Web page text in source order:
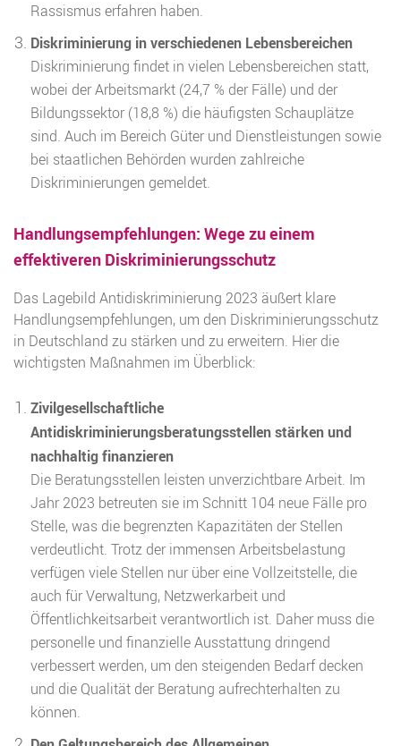
Rassismus erfahren haben.
Diskriminierung in verschiedenen Lebensbereichen
Diskriminierung findet in vielen Lebensbereichen statt,
wobei der Arbeitsmarkt (24,7 % der Fälle) und der
Bildungssektor (18,8 %) die häufigsten Schauplätze
sind. Auch im Bereich Güter und Dienstleistungen sowie
bei staatlichen Behörden wurden zahlreiche
Diskriminierungen gemeldet.
Handlungsempfehlungen: Wege zu einem
effektiveren Diskriminierungsschutz
Das Lagebild Antidiskriminierung 2023 äußert klare
Handlungsempfehlungen, um den Diskriminierungsschutz
in Deutschland zu stärken und zu erweitern. Hier die
wichtigsten Maßnahmen im Überblick:
Zivilgesellschaftliche
Antidiskriminierungsberatungsstellen stärken und
nachhaltig finanzieren
Die Beratungsstellen leisten unverzichtbare Arbeit. Im
Jahr 2023 betreuten sie im Schnitt 104 neue Fälle pro
Stelle, was die begrenzten Kapazitäten der Stellen
verdeutlicht. Trotz der immensen Arbeitsbelastung
verfügen viele Stellen nur über eine Vollzeitstelle, die
auch für Verwaltung, Netzwerkarbeit und
Öffentlichkeitsarbeit verantwortlich ist. Daher muss die
personelle und finanzielle Ausstattung dringend
verbessert werden, um den steigenden Bedarf decken
und die Qualität der Beratung aufrechterhalten zu
können.